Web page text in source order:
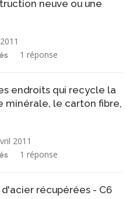
neuve ou une
1 réponse
endroits qui recycle la
minérale, le carton fibre,
2011
1 réponse
récupérées - C6